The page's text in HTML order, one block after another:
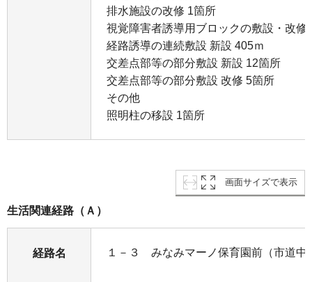
排水施設の改修 1箇所
視覚障害者誘導用ブロックの敷設・改修
経路誘導の連続敷設 新設 405ｍ
交差点部等の部分敷設 新設 12箇所
交差点部等の部分敷設 改修 5箇所
その他
照明柱の移設 1箇所
画面サイズで表示
生活関連経路（Ａ）
経路名 １－３ みなみマーノ保育園前（市道中